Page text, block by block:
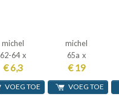
michel
62-64 x
€ 6,3
VOEG TOE
michel
65a x
€ 19
VOEG TOE